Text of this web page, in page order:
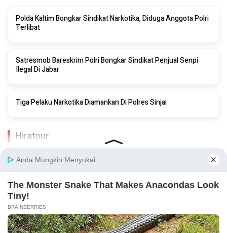
Polda Kaltim Bongkar Sindikat Narkotika, Diduga Anggota Polri
Terlibat
Satresmob Bareskrim Polri Bongkar Sindikat Penjual Senpi
Ilegal Di Jabar
Tiga Pelaku Narkotika Diamankan Di Polres Sinjai
Hiratour
Tentang Kami Kontak Kami
Struktur